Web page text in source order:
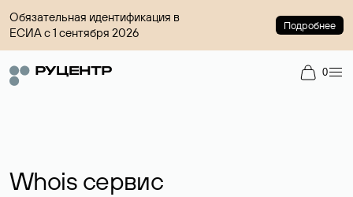
Обязательная идентификация в
ЕСИА с 1 сентября 2026
Подробнее
0
Whois сервис